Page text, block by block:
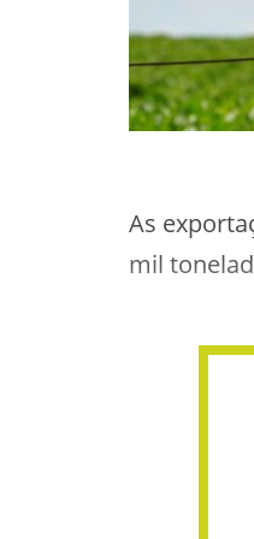
As
mil